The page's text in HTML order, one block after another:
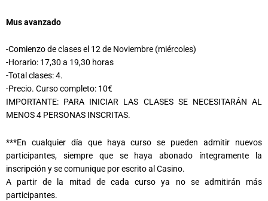
Mus avanzado
-Comienzo de clases el 12 de Noviembre (miércoles)
-Horario: 17,30 a 19,30 horas
-Total clases: 4.
-Precio. Curso completo: 10€
IMPORTANTE: PARA INICIAR LAS CLASES SE NECESITARÁN AL
MENOS 4 PERSONAS INSCRITAS.
***En cualquier día que haya curso se pueden admitir nuevos
participantes, siempre que se haya abonado íntegramente la
inscripción y se comunique por escrito al Casino.
A partir de la mitad de cada curso ya no se admitirán más
participantes.